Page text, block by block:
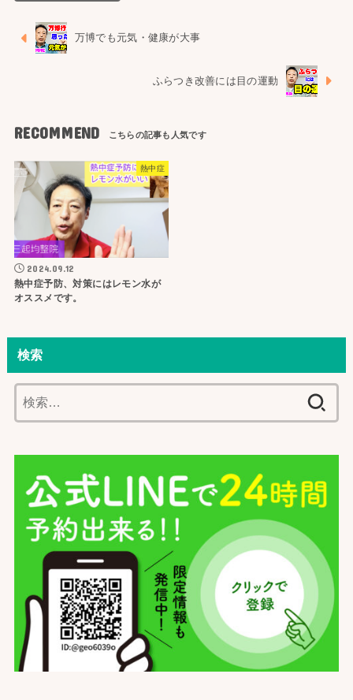
万博でも元気・健康が大事
ふらつき改善には目の運動
RECOMMEND
熱中症
2024.09.12
熱中症予防、対策にはレモン水が
オススメです。
検索
索: